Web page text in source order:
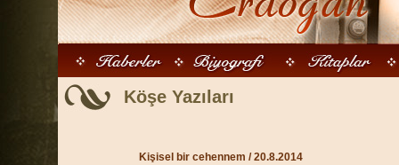
Köşe Yazıları
Kişisel bir cehennem / 20.8.2014